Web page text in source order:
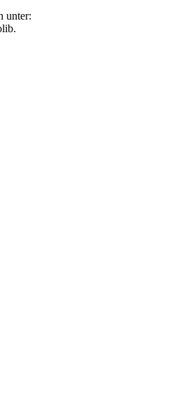
unter: